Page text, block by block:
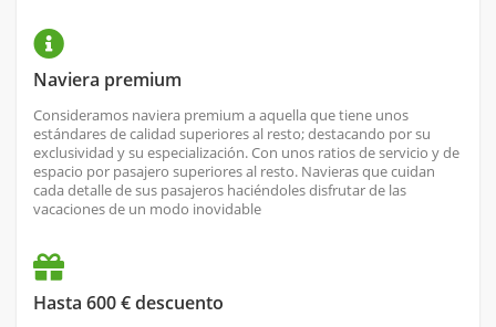
Naviera premium
Consideramos naviera premium a aquella que tiene unos
estándares de calidad superiores al resto; destacando por su
exclusividad y su especialización. Con unos ratios de servicio y de
espacio por pasajero superiores al resto. Navieras que cuidan
cada detalle de sus pasajeros haciéndoles disfrutar de las
vacaciones de un modo inovidable
Hasta 600 € descuento